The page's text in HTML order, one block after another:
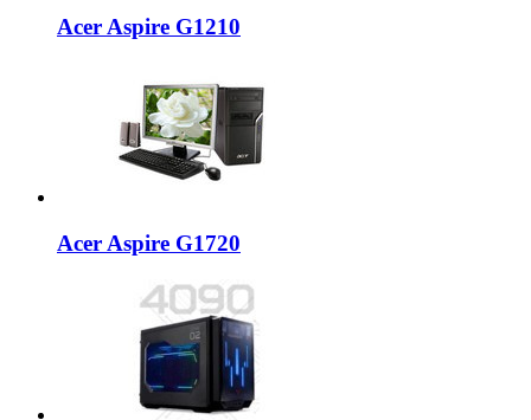
Acer Aspire G1210
Acer Aspire G1720